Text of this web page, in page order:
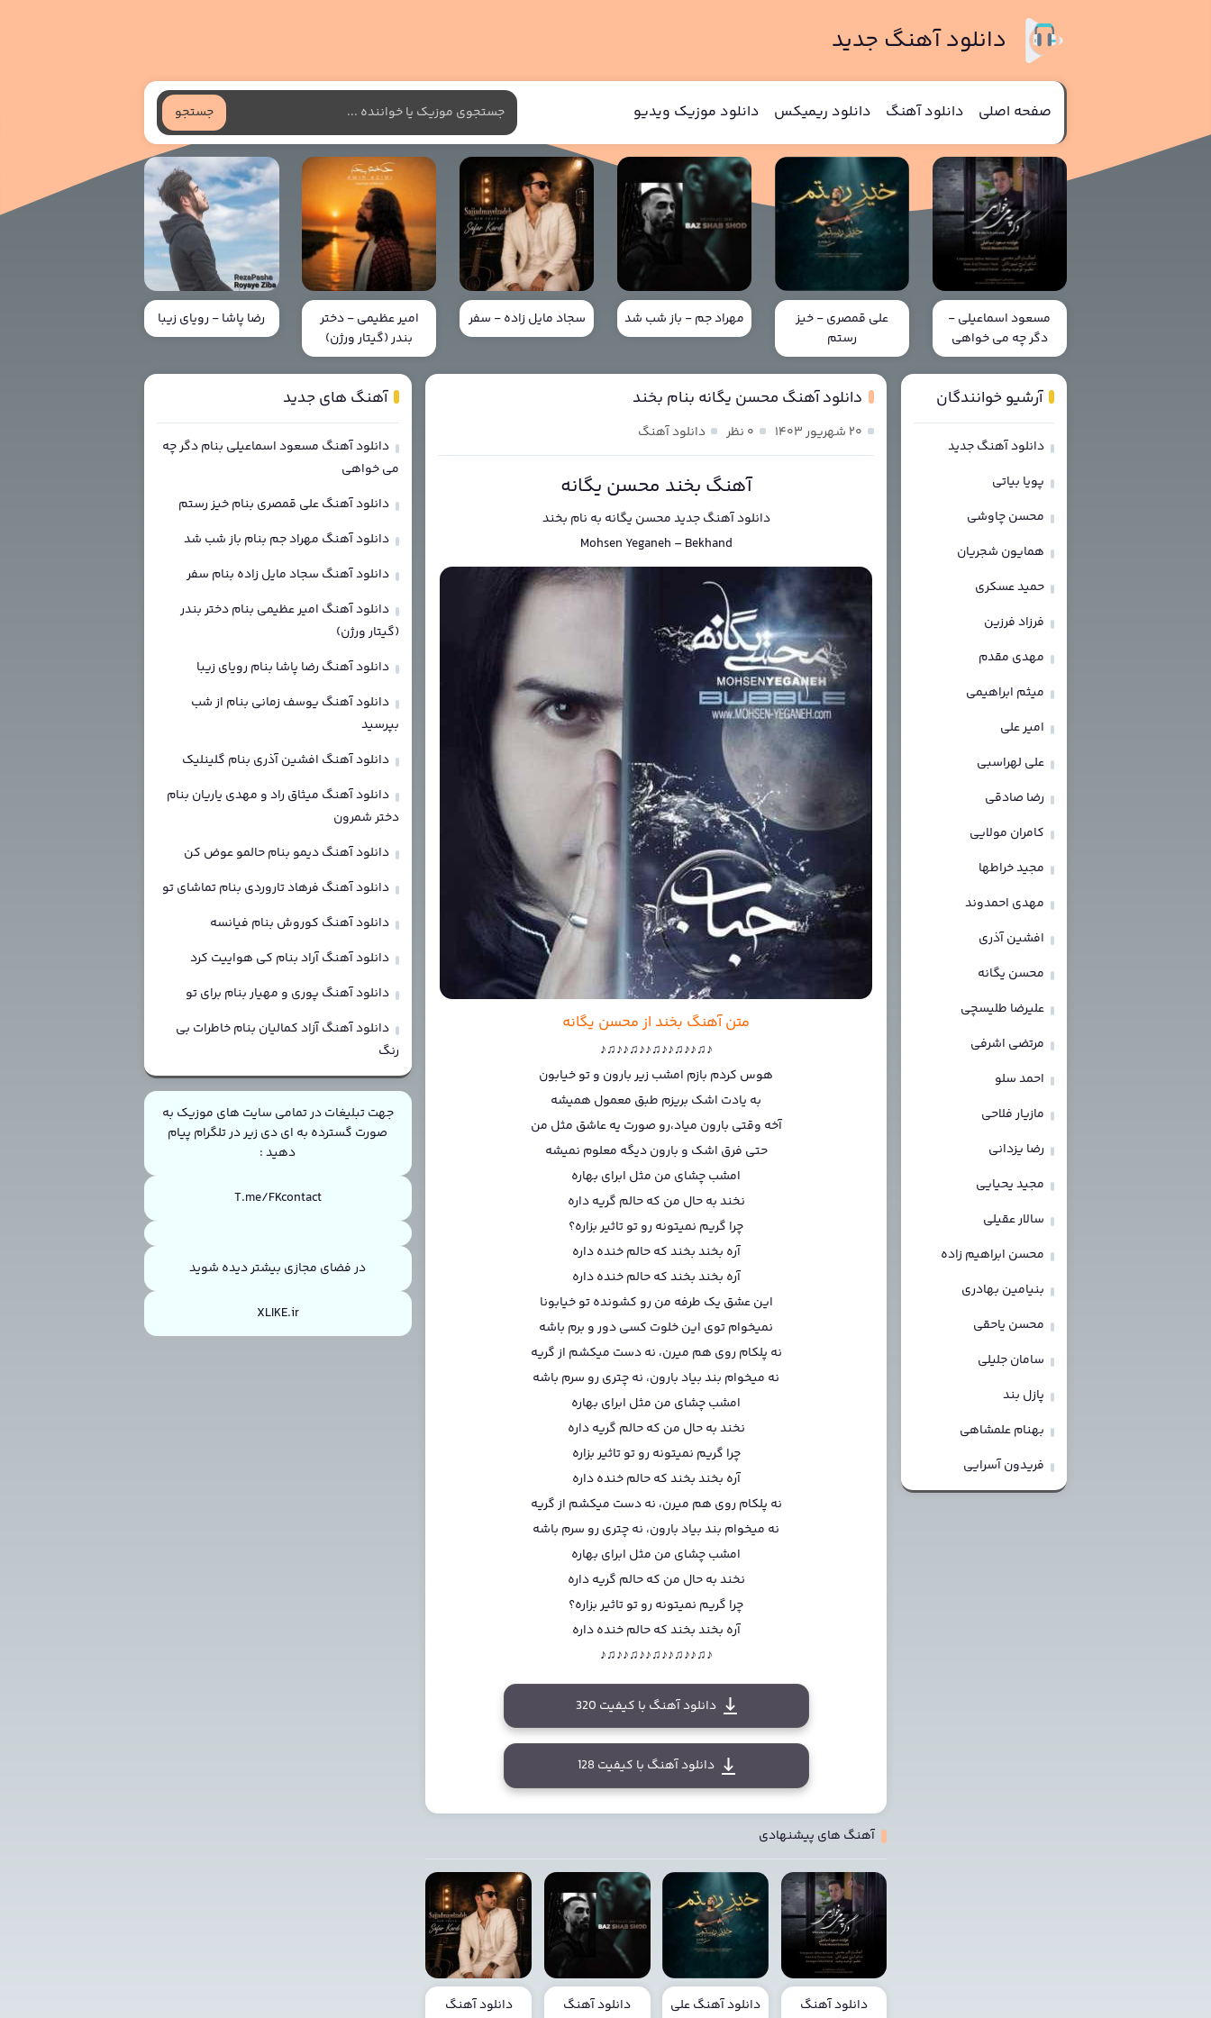
دانلود آهنگ جدید
صفحه اصلی دانلود آهنگ دانلود ریمیکس دانلود موزیک ویدیو جستجو
مسعود اسماعیلی -
دگر چه می خواهی
علی قمصری - خیز
رستم
مهراد جم - باز شب شد سجاد مایل زاده - سفر
امیر عظیمی - دختر
بندر (گیتار ورژن)
رضا پاشا - رویای زیبا
دانلود آهنگ محسن یگانه بنام بخند
۲۰ شهریور ۱۴۰۳ ۰ نظر دانلود آهنگ
آهنگ بخند محسن یگانه
دانلود آهنگ جدیدمحسن یگانه به نام بخند
Mohsen Yeganeh –Bekhand
متن آهنگ بخند از محسن یگانه
♪♫♪♪♫♪♪♫♪♪♫♪♪♫♪
هوس کردم بازم امشب زیر بارون و تو خیابون
به یادت اشک بریزم طبق معمول همیشه
آخه وقتی بارون میاد،رو صورت یه عاشق مثل من
حتی فرق اشک و بارون دیگه معلوم نمیشه
امشب چشای من مثل ابرای بهاره
نخند به حال من که حالم گریه داره
چرا گریم نمیتونه رو تو تاثیر بزاره؟
آره بخند بخند که حالم خنده داره
آره بخند بخند که حالم خنده داره
این عشق یک طرفه من رو کشونده تو خیابونا
نمیخوام توی این خلوت کسی دور و برم باشه
نه پلکام روی هم میرن، نه دست میکشم از گریه
نه میخوام بند بیاد بارون، نه چتری رو سرم باشه
امشب چشای من مثل ابرای بهاره
نخند به حال من که حالم گریه داره
چرا گریم نمیتونه رو تو تاثیر بزاره
آره بخند بخند که حالم خنده داره
نه پلکام روی هم میرن، نه دست میکشم از گریه
نه میخوام بند بیاد بارون، نه چتری رو سرم باشه
امشب چشای من مثل ابرای بهاره
نخند به حال من که حالم گریه داره
چرا گریم نمیتونه رو تو تاثیر بزاره؟
آره بخند بخند که حالم خنده داره
♪♫♪♪♫♪♪♫♪♪♫♪♪♫♪
دانلود آهنگ با کیفیت 320
دانلود آهنگ با کیفیت 128
آهنگ های پیشنهادی
دانلود آهنگ
دانلود آهنگ علی
دانلود آهنگ
دانلود آهنگ
آرشیو خوانندگان
دانلود آهنگ جدید
پویا بیاتی
محسن چاوشی
همایون شجریان
حمید عسکری
فرزاد فرزین
مهدی مقدم
میثم ابراهیمی
امیر علی
علی لهراسبی
رضا صادقی
کامران مولایی
مجید خراطها
مهدی احمدوند
افشین آذری
محسن یگانه
علیرضا طلیسچی
مرتضی اشرفی
احمد سلو
مازیار فلاحی
رضا یزدانی
مجید یحیایی
سالار عقیلی
محسن ابراهیم زاده
بنیامین بهادری
محسن یاحقی
سامان جلیلی
پازل بند
بهنام علمشاهی
فریدون آسرایی
آهنگ های جدید
دانلود آهنگ مسعود اسماعیلی بنام دگر چه
می خواهی
دانلود آهنگ علی قمصری بنام خیز رستم
دانلود آهنگ مهراد جم بنام باز شب شد
دانلود آهنگ سجاد مایل زاده بنام سفر
دانلود آهنگ امیر عظیمی بنام دختر بندر
(گیتار ورژن)
دانلود آهنگ رضا پاشا بنام رویای زیبا
دانلود آهنگ یوسف زمانی بنام از شب
بپرسید
دانلود آهنگ افشین آذری بنام گلینلیک
دانلود آهنگ میثاق راد و مهدی یاریان بنام
دختر شمرون
دانلود آهنگ دیمو بنام حالمو عوض کن
دانلود آهنگ فرهاد تاروردی بنام تماشای تو
دانلود آهنگ کوروش بنام فیانسه
دانلود آهنگ آراد بنام کی هواییت کرد
دانلود آهنگ پوری و مهیار بنام برای تو
دانلود آهنگ آزاد کمالیان بنام خاطرات بی
رنگ
جهت تبلیغات در تمامی سایت های موزیک به
صورت گسترده به ای دی زیر در تلگرام پیام
دهید :
T.me/FKcontact
در فضای مجازی بیشتر دیده شوید
XLIKE.ir